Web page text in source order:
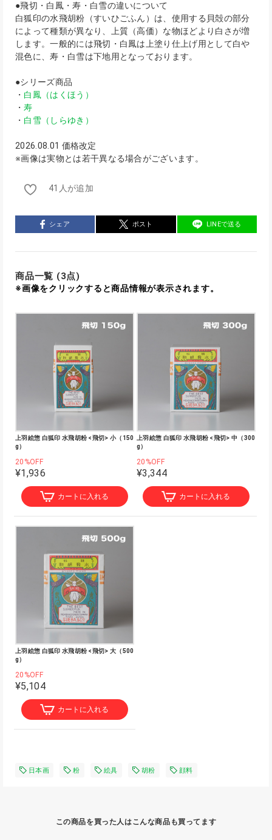
●飛切・白鳳・寿・白雪の違いについて
白狐印の水飛胡粉（すいひごふん）は、使用する貝殻の部分
によって種類が異なり、上質（高価）な物ほどより白さが増
します。一般的には飛切・白鳳は上塗り仕上げ用として白や
混色に、寿・白雪は下地用となっております。
●シリーズ商品
・ 白鳳（はくほう）
・寿
・ 白雪（しらゆき）
2026.08.01 価格改定
※画像は実物とは若干異なる場合がございます。
41人が追加
シェア ポスト LINEで送る
商品一覧 (3点)
※画像をクリックすると商品情報が表示されます。
上羽絵惣 白狐印 水飛胡粉 <飛切> 小（150
g）
20%OFF
¥1,936
カートに入れる
上羽絵惣 白狐印 水飛胡粉 <飛切> 中（300
g）
20%OFF
¥3,344
カートに入れる
上羽絵惣 白狐印 水飛胡粉 <飛切> 大（500
g）
20%OFF
¥5,104
カートに入れる
日本画 粉 絵具 胡粉 顔料
この商品を買った人はこんな商品も買ってます